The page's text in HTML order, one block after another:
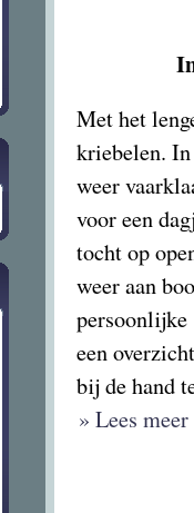
Met het
kriebelen.
weer
voor een
tocht op
weer aan
persoonlijke
een
bij de hand
» Lees